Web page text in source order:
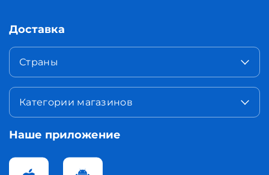
Доставка
Страны
Категории магазинов
Наше приложение